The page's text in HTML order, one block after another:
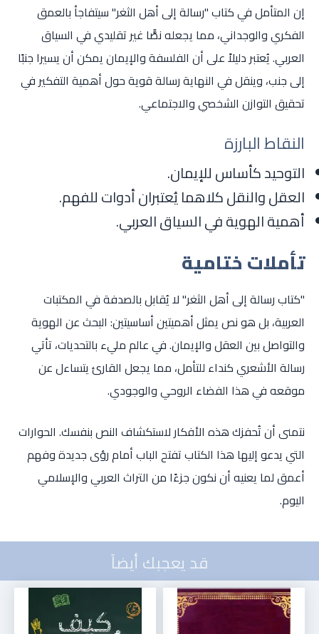
إن المتأمل في كتاب "رسالة إلى أهل الثغر" سيتفاجأ بالعمق
الفكري والوجداني، مما يجعله نصًّا غير تقليدي في السياق
العربي. يُعتبر دليلاً على أن الفلسفة والإيمان يمكن أن يسيرا جنبًا
إلى جنب، وينقل في النهاية رسالة قوية حول أهمية التفكير في
تحقيق التوازن الشخصي والاجتماعي.
النقاط البارزة
التوحيد كأساس للإيمان.
العقل والنقل كلاهما يُعتبران أدوات للفهم.
أهمية الهوية في السياق العربي.
تأملات ختامية
"كتاب رسالة إلى أهل الثغر" لا يُقابل بالصدفة في المكتبات
العربية، بل هو نص يمثل أهميتين أساسيتين: البحث عن الهوية
والتواصل بين العقل والإيمان. في عالم مليء بالتحديات، تأتي
رسالة الأشعري كنداء للتأمل، مما يجعل القارئ يتساءل عن
موقعه في هذا الفضاء الروحي والوجودي.
نتمنى أن تُحفزك هذه الأفكار لاستكشاف النص بنفسك. الحوارات
التي يدعو إليها هذا الكتاب تفتح الباب أمام رؤى جديدة وفهم
أعمق لما يعنيه أن نكون جزءًا من التراث العربي والإسلامي
اليوم.
قد يعجبك أيضاً